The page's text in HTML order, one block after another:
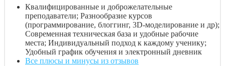
Квалифицированные и доброжелательные
преподаватели; Разнообразие курсов
(программирование, блоггинг, 3D-моделирование и др);
Современная техническая база и удобные рабочие
места; Индивидуальный подход к каждому ученику;
Удобный график обучения и электронный дневник
Все плюсы и минусы из отзывов